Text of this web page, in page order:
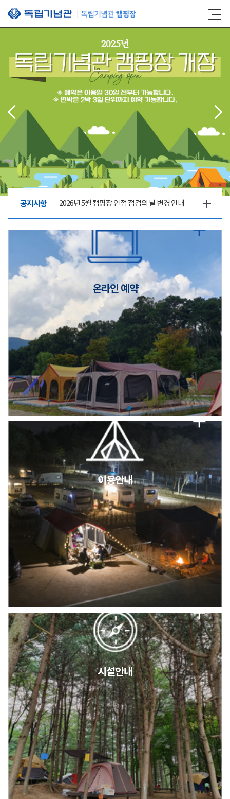
본문 바로가기
공지사항 2026년 5월 캠핑장 안점 점검의 날 변경 안내
캠핑장(9월1일~6일) 미운영 공지
2026년 5월 캠핑장 안점 점검의 날 변경 안내
캠핑장(9월1일~6일) 미운영 공지
2026년 5월 캠핑장 안점 점검의 날 변경 안내
캠핑장(9월1일~6일) 미운영 공지
2026년 5월 캠핑장 안점 점검의 날 변경 안내
캠핑장(9월1일~6일) 미운영 공지
[6/1]전산시스템 점검 및 안정화에 따른 서비스 이용 제한 안내
온라인 예약
이용안내
시설안내